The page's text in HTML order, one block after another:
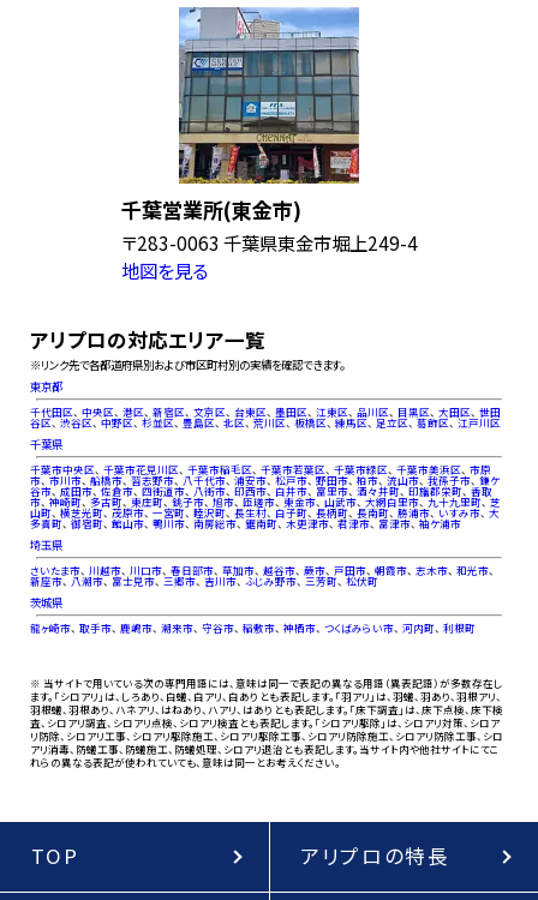
千葉営業所(東金市)
〒283-0063 千葉県東金市堀上249-4
地図を見る
アリプロの対応エリア一覧
※リンク先で各都道府県別および市区町村別の実績を確認できます。
東京都
千代田区、中央区、港区、新宿区、文京区、台東区、墨田区、江東区、品川区、 目黒区、大田区、世田
谷区、渋谷区、中野区、杉並区、豊島区、北区、荒川区、板橋区、練馬区、 足立区、葛飾区、江戸川区
千葉県
千葉市中央区、千葉市花見川区、千葉市稲毛区、千葉市若葉区、千葉市緑区、千葉市美浜区、市原
市、市川市、船橋市、習志野市、 八千代市、浦安市、松戸市、野田市、柏市、流山市、我孫子市、鎌ケ
谷市、成田市、佐倉市、四街道市、 八街市、印西市、 白井市、 富里市、酒々井町、印旛郡栄町、香取
市、神崎町、多古町、東庄町、銚子市、旭市、匝瑳市、東金市、山武市、大網白里市、九十九里町、芝
山町、横芝光町、茂原市、一宮町、睦沢町、長生村、 白子町、長柄町、長南町、勝浦市、 いすみ市、大
多喜町、御宿町、館山市、鴨川市、南房総市、鋸南町、木更津市、君津市、 富津市、袖ケ浦市
埼玉県
さいたま市、 川越市、 川口市、春日部市、草加市、越谷市、蕨市、戸田市、朝霞市、志木市、和光市、
新座市、 八潮市、 富士見市、 三郷市、吉川市、ふじみ野市、 三芳町、松伏町
茨城県
龍ヶ崎市、取手市、鹿嶋市、潮来市、守谷市、稲敷市、神栖市、つくばみらい市、河内町、利根町
※ 当サイトで用いている次の専門用語には、意味は同一で表記の異なる用語（異表記語）が多数存在し
ます。「シロアリ」は、しろあり、白蟻、白アリ、白ありとも表記します。「羽アリ」は、羽蟻、羽あり、羽根アリ、
羽根蟻、羽根あり、ハネアリ、はねあり、ハアリ、はありとも表記します。「床下調査」は、床下点検、床下検
査、シロアリ調査、シロアリ点検、シロアリ検査とも表記します。「シロアリ駆除」は、シロアリ対策、シロア
リ防除、シロアリ工事、シロアリ駆除施工、シロアリ駆除工事、シロアリ防除施工、シロアリ防除工事、シロ
アリ消毒、防蟻工事、防蟻施工、防蟻処理、シロアリ退治とも表記します。当サイト内や他社サイトにてこ
れらの異なる表記が使われていても、意味は同一とお考えください。
TOP アリプロの特長